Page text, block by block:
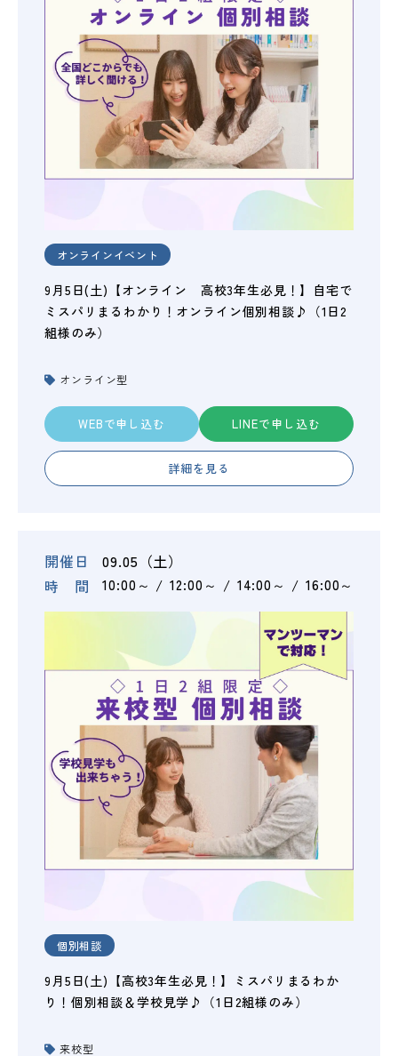
オンラインイベント
9月5日(土)【オンライン 高校3年生必見！】自宅で
ミスパリまるわかり！オンライン個別相談♪（1日2
組様のみ）
オンライン型
WEBで申し込む LINEで申し込む
詳細を見る
開催日
09.05（土）
時 間
10:00～ 12:00～ 14:00～ 16:00～
個別相談
9月5日(土)【高校3年生必見！】ミスパリまるわか
り！個別相談＆学校見学♪（1日2組様のみ）
来校型